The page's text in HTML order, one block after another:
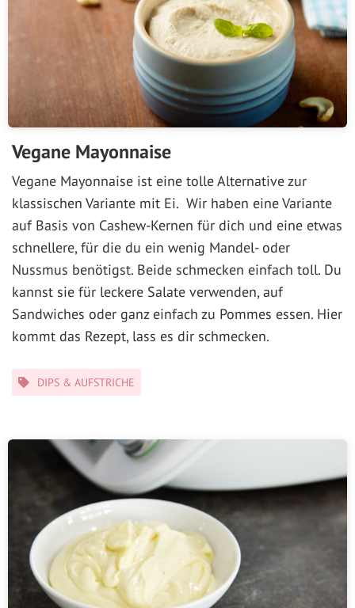
Vegane Mayonnaise
Vegane Mayonnaise ist eine tolle Alternative zur
klassischen Variante mit Ei. Wir haben eine Variante
auf Basis von Cashew-Kernen für dich und eine etwas
schnellere, für die du ein wenig Mandel- oder
Nussmus benötigst. Beide schmecken einfach toll. Du
kannst sie für leckere Salate verwenden, auf
Sandwiches oder ganz einfach zu Pommes essen. Hier
kommt das Rezept, lass es dir schmecken.
KategorienDIPS & AUFSTRICHE